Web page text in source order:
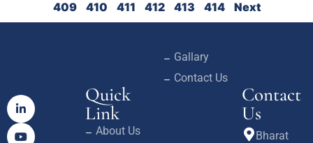
409
410 411 412 413 414 Next
Quick
Link
About Us
Gallary
Contact Us
Contact
Us
Bharat